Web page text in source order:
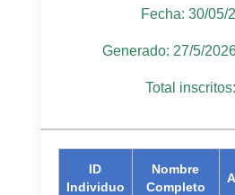
Fecha: 30/05/
Generado: 27/5/
Total
ID
Individuo
Nombre
Completo